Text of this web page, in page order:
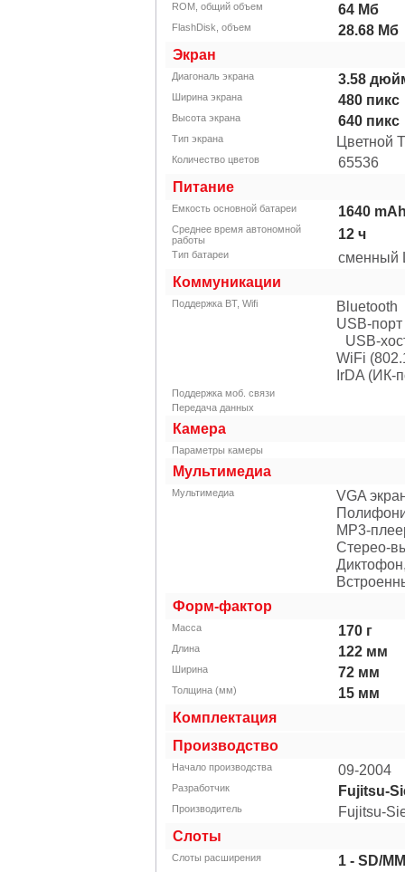
ROM, общий объем 64 Мб
FlashDisk, объем 28.68 Мб
Экран
Диагональ экрана 3.58
Ширина экрана 480 пикс
Высота экрана 640 пикс
Тип экрана Цветной
Количество цветов
65536
Питание
Емкость основной батареи 1640
Среднее время автономной
работы
12 ч
Тип батареи
сменный
Коммуникации
Поддержка BT, Wifi
Bluetooth
USB-порт
USB-
WiFi
IrDA (ИК-
Поддержка моб. связи
Передача данных
Камера
Параметры камеры
Мультимедиа
Мультимедиа
VGA
MP3-
Стерео-
Форм-фактор
Масса 170 г
Длина 122 мм
Ширина 72 мм
Толщина (мм) 15 мм
Комплектация
Производство
Начало производства 09-2004
Разработчик Fujitsu-
Производитель
Fujitsu-
Слоты
Слоты расширения 1 - SD/